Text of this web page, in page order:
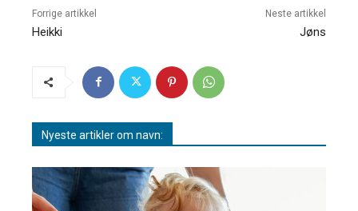
Forrige artikkel
Heikki
Neste artikkel
Jøns
Nyeste artikler om navn: